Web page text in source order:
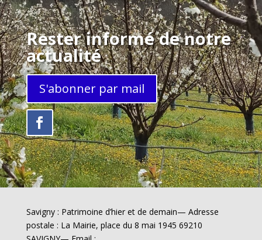
Rester informé de notre
actualité
S'abonner par mail
Savigny : Patrimoine d’hier et de demain— Adresse
postale : La Mairie, place du 8 mai 1945 69210